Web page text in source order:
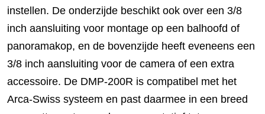
instellen. De onderzijde beschikt ook over een 3/8
inch aansluiting voor montage op een balhoofd of
panoramakop, en de bovenzijde heeft eveneens een
3/8 inch aansluiting voor de camera of een extra
accessoire. De DMP-200R is compatibel met het
Arca-Swiss systeem en past daarmee in een breed